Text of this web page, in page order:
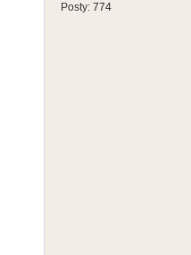
Posty: 774